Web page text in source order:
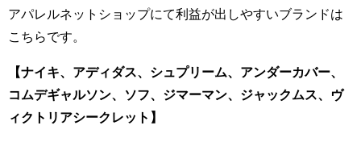
アパレルネットショップにて利益が出しやすいブランドは
こちらです。
【ナイキ、アディダス、シュプリーム、アンダーカバー、
コムデギャルソン、ソフ、ジマーマン、ジャックムス、ヴ
ィクトリアシークレット】